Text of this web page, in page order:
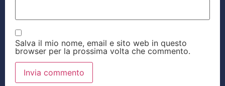
Salva il mio nome, email e sito web in questo
browser per la prossima volta che commento.